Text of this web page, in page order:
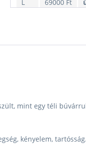
L 69000 Ft
mint egy téli
kényelem,